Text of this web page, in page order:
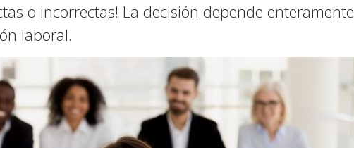
o incorrectas! La decisión depende enteramente
laboral.